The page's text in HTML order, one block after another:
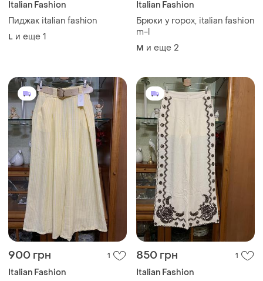
Italian Fashion
Пиджак italian fashion
L и еще 1
Italian Fashion
Брюки у горох, italian fashion
m-l
M и еще 2
900 грн 1
Italian Fashion
850 грн 1
Italian Fashion